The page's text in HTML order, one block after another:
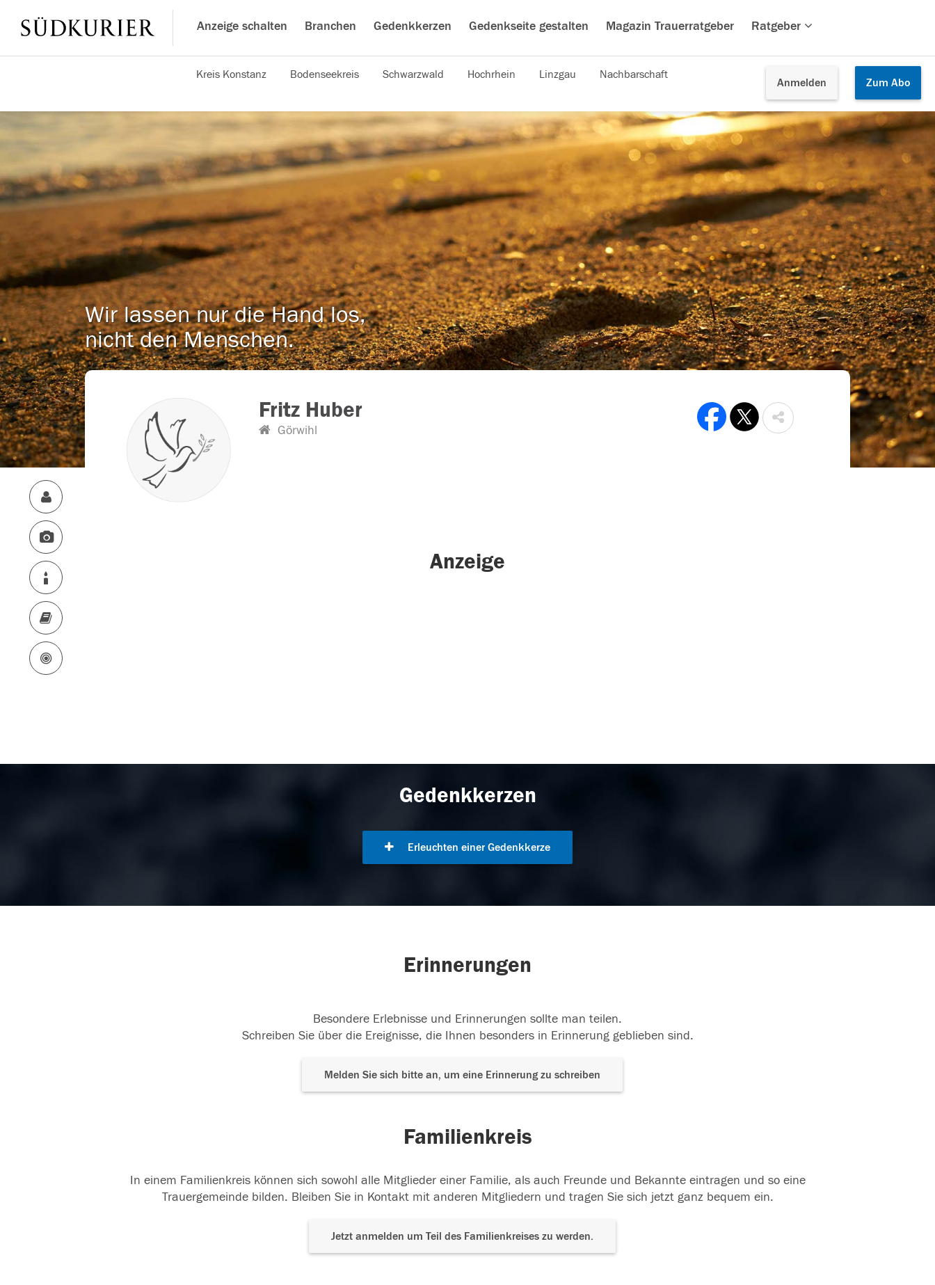
Anzeige schalten Branchen Gedenkkerzen Gedenkseite gestalten Magazin Trauerratgeber Ratgeber
Anmelden Zum Abo
Kreis Konstanz Bodenseekreis Schwarzwald Hochrhein Linzgau Nachbarschaft
Wir lassen nur die Hand los,
nicht den Menschen.
Fritz Huber
Görwihl
Anzeige
Gedenkkerzen
Erleuchten einer Gedenkkerze
Erinnerungen
Besondere Erlebnisse und Erinnerungen sollte man teilen.
Schreiben Sie über die Ereignisse, die Ihnen besonders in Erinnerung geblieben sind.
Melden Sie sich bitte an, um eine Erinnerung zu schreiben
Familienkreis
In einem Familienkreis können sich sowohl alle Mitglieder einer Familie, als auch Freunde und Bekannte eintragen und so eine
Trauergemeinde bilden. Bleiben Sie in Kontakt mit anderen Mitgliedern und tragen Sie sich jetzt ganz bequem ein.
Jetzt anmelden um Teil des Familienkreises zu werden.